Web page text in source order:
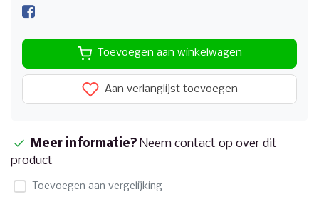
Toevoegen aan winkelwagen
Aan verlanglijst toevoegen
Meer informatie? Neem contact op over dit
product
Toevoegen aan vergelijking